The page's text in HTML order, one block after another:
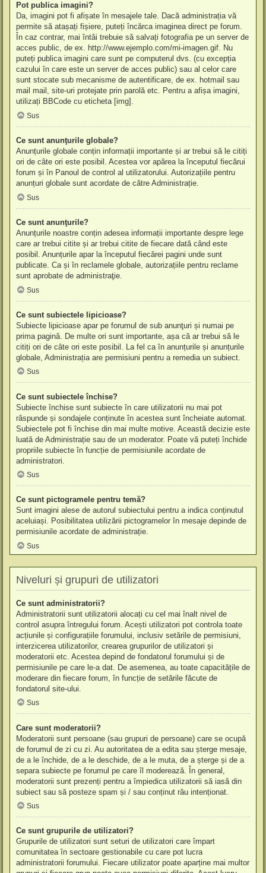
Pot publica imagini?
Da, imagini pot fi afișate în mesajele tale. Dacă administrația vă
permite să atașați fișiere, puteți încărca imaginea direct pe forum.
În caz contrar, mai întâi trebuie să salvați fotografia pe un server de
acces public, de ex. http://www.ejemplo.com/mi-imagen.gif. Nu
puteți publica imagini care sunt pe computerul dvs. (cu excepția
cazului în care este un server de acces public) sau al celor care
sunt stocate sub mecanisme de autentificare, de ex. hotmail sau
mail mail, site-uri protejate prin parolă etc. Pentru a afișa imagini,
utilizați BBCode cu eticheta [img].
Sus
Ce sunt anunţurile globale?
Anunțurile globale conțin informații importante și ar trebui să le citiți
ori de câte ori este posibil. Acestea vor apărea la începutul fiecărui
forum și în Panoul de control al utilizatorului. Autorizațiile pentru
anunțuri globale sunt acordate de către Administrație.
Sus
Ce sunt anunţurile?
Anunțurile noastre conțin adesea informații importante despre lege
care ar trebui citite și ar trebui citite de fiecare dată când este
posibil. Anunțurile apar la începutul fiecărei pagini unde sunt
publicate. Ca și în reclamele globale, autorizațiile pentru reclame
sunt aprobate de administraţie.
Sus
Ce sunt subiectele lipicioase?
Subiecte lipicioase apar pe forumul de sub anunţuri și numai pe
prima pagină. De multe ori sunt importante, așa că ar trebui să le
citiți ori de câte ori este posibil. La fel ca în anunțurile și anunțurile
globale, Administrația are permisiuni pentru a remedia un subiect.
Sus
Ce sunt subiectele închise?
Subiecte închise sunt subiecte în care utilizatorii nu mai pot
răspunde și sondajele conținute în acestea sunt încheiate automat.
Subiectele pot fi închise din mai multe motive. Această decizie este
luată de Administrație sau de un moderator. Poate vă puteți închide
propriile subiecte în funcție de permisiunile acordate de
administratori.
Sus
Ce sunt pictogramele pentru temă?
Sunt imagini alese de autorul subiectului pentru a indica conținutul
aceluiași. Posibilitatea utilizării pictogramelor în mesaje depinde de
permisiunile acordate de administrație.
Sus
Niveluri și grupuri de utilizatori
Ce sunt administratorii?
Administratorii sunt utilizatorii alocați cu cel mai înalt nivel de
control asupra întregului forum. Acești utilizatori pot controla toate
acțiunile și configurațiile forumului, inclusiv setările de permisiuni,
interzicerea utilizatorilor, crearea grupurilor de utilizatori și
moderatorii etc. Acestea depind de fondatorul forumului și de
permisiunile pe care le-a dat. De asemenea, au toate capacitățile de
moderare din fiecare forum, în funcție de setările făcute de
fondatorul site-ului.
Sus
Care sunt moderatorii?
Moderatorii sunt persoane (sau grupuri de persoane) care se ocupă
de forumul de zi cu zi. Au autoritatea de a edita sau șterge mesaje,
de a le închide, de a le deschide, de a le muta, de a șterge și de a
separa subiecte pe forumul pe care îl moderează. În general,
moderatorii sunt prezenți pentru a împiedica utilizatorii să iasă din
subiect sau să posteze spam și / sau conținut rău intenționat.
Sus
Ce sunt grupurile de utilizatori?
Grupurile de utilizatori sunt seturi de utilizatori care împart
comunitatea în sectoare gestionabile cu care pot lucra
administratorii forumului. Fiecare utilizator poate aparține mai multor